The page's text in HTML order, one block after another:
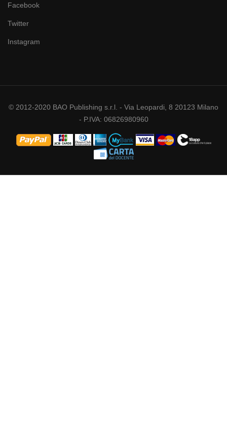
Facebook
Twitter
Instagram
© 2012-2020 BAO Publishing s.r.l. - Via Leopardi, 8 20123 Milano
- P.IVA: 06826980960